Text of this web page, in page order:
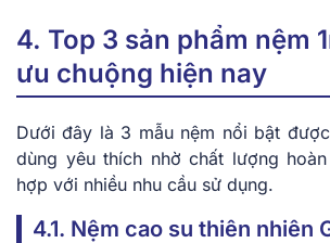
4. Top 3 sản phẩm nệm
ưu chuộng hiện nay
Dưới đây là 3 mẫu nệm nổi bật
dùng yêu thích nhờ chất lượng
hợp với nhiều nhu cầu sử dụng.
4.1. Nệm cao su thiên nhiên